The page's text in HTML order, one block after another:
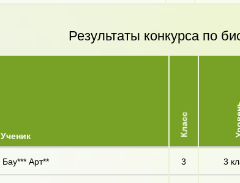
Результаты конкурса по
Ученик Класс
Бау*** Арт** 3 3